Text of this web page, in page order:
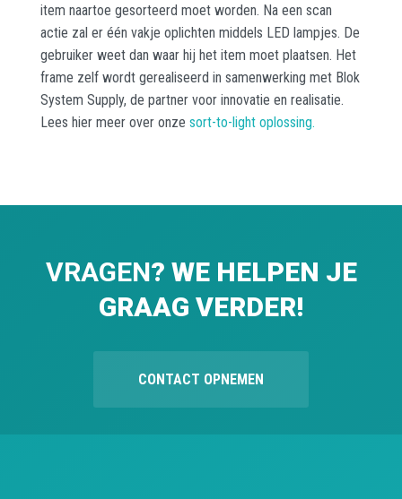
item naartoe gesorteerd moet worden. Na een scan
actie zal er één vakje oplichten middels LED lampjes. De
gebruiker weet dan waar hij het item moet plaatsen. Het
frame zelf wordt gerealiseerd in samenwerking met Blok
System Supply, de partner voor innovatie en realisatie.
Lees hier meer over onze sort-to-light oplossing.
VRAGEN? WE HELPEN JE
GRAAG VERDER!
CONTACT OPNEMEN